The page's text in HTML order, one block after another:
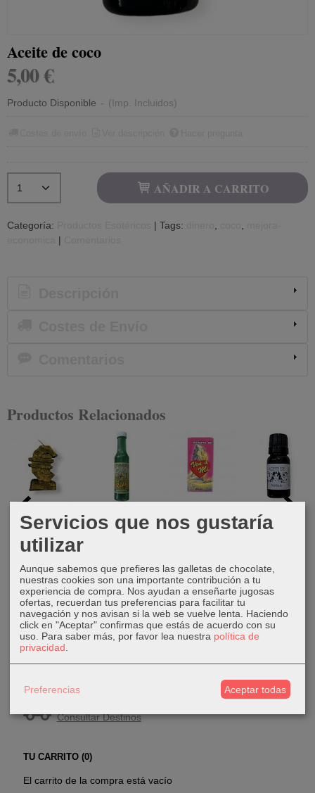
Consultar Destinos
TU CARRITO (0)
El carrito de la compra está vacío
Aceite de coco
5,00 €
Producto Disponible - (Imp. Incluidos)
AÑADIR A CARRITO
Categoría: | Tags:
|
Productos Relacionados
Vela euro
4,50 €
Agua de
ritual ruda
Extracto ven
a mi
Aceite de
pachouly
Servicios que nos gustaría
utilizar
Aunque sabemos que prefieres las galletas de chocolate,
nuestras cookies son una importante contribución a tu
experiencia de compra. Nos ayudan a enseñarte jugosas
ofertas, recuerdan tus preferencias para facilitar tu
navegación y nos avisan si la web se vuelve lenta. Haciendo
click en "Aceptar" confirmas que estás de acuerdo con su
uso. Para saber más, por favor lea nuestra política de
privacidad
Preferencias Aceptar todas